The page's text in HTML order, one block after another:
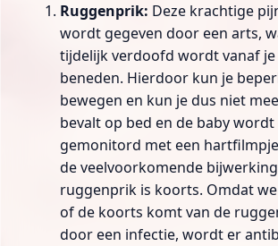
Ruggenprik: Deze krachtige
wordt gegeven door een arts,
tijdelijk verdoofd wordt vanaf je
beneden. Hierdoor kun je
bewegen en kun je dus niet
bevalt op bed en de baby
gemonitord met een
de veelvoorkomende
ruggenprik is koorts. Omdat
of de koorts komt van de
door een infectie, wordt er